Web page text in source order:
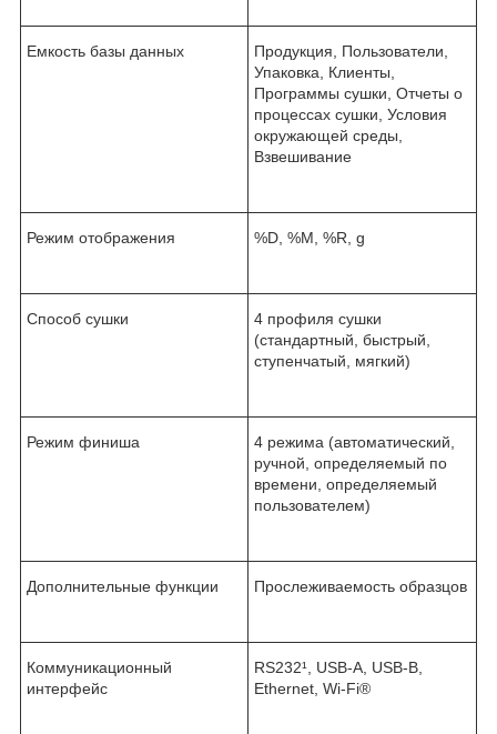
Емкость базы данных
Продукция, Пользователи,
Упаковка, Клиенты,
Программы сушки, Отчеты о
процессах сушки, Условия
окружающей среды,
Взвешивание
Режим отображения %D, %M, %R, g
Способ сушки
4 профиля сушки
(стандартный, быстрый,
ступенчатый, мягкий)
Режим финиша
4 режима (автоматический,
ручной, определяемый по
времени, определяемый
пользователем)
Дополнительные функции Прослеживаемость образцов
Коммуникационный
интерфейс
RS232¹, USB-A, USB-B,
Ethernet, Wi-Fi®